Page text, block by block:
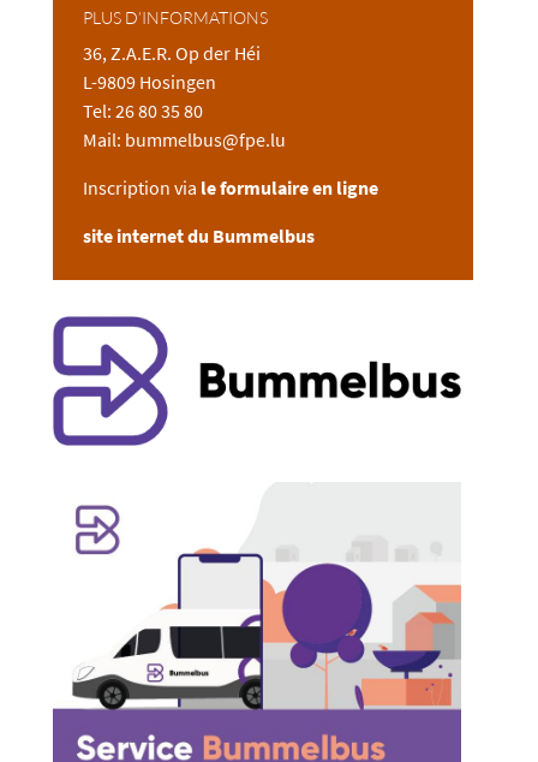
PLUS D’INFORMATIONS
36, Z.A.E.R. Op der Héi
L-9809 Hosingen
Tel: 26 80 35 80
Mail: bummelbus@fpe.lu
Inscription via le formulaire en ligne
site internet du Bummelbus